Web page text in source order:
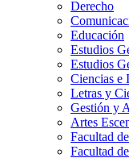
Derecho
Educación
Estudios
Estudios
Ciencias e
Letras y
Gestión y
Artes
Facultad
Facultad